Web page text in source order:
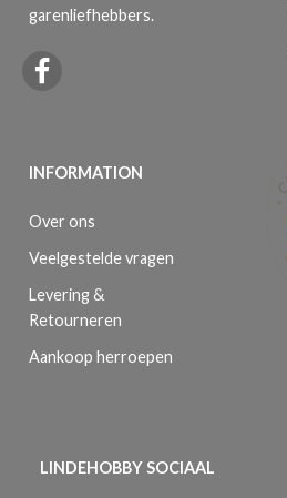
garenliefhebbers.
INFORMATION
Over ons
Veelgestelde vragen
Levering &
Retourneren
Aankoop herroepen
LINDEHOBBY SOCIAAL